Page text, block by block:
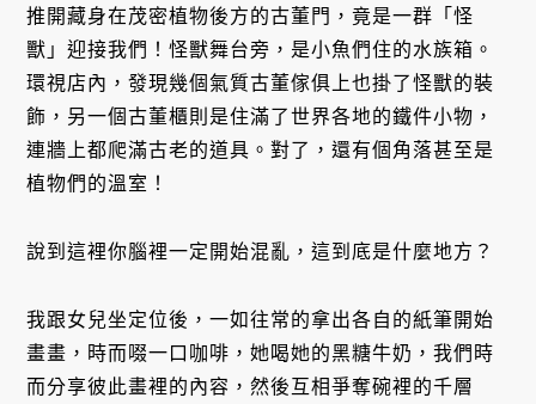
推開藏身在茂密植物後方的古董門，竟是一群「怪
獸」迎接我們！怪獸舞台旁，是小魚們住的水族箱。
環視店內，發現幾個氣質古董傢俱上也掛了怪獸的裝
飾，另一個古董櫃則是住滿了世界各地的鐵件小物，
連牆上都爬滿古老的道具。對了，還有個角落甚至是
植物們的溫室！
說到這裡你腦裡一定開始混亂，這到底是什麼地方？
我跟女兒坐定位後，一如往常的拿出各自的紙筆開始
畫畫，時而啜一口咖啡，她喝她的黑糖牛奶，我們時
而分享彼此畫裡的內容，然後互相爭奪碗裡的千層